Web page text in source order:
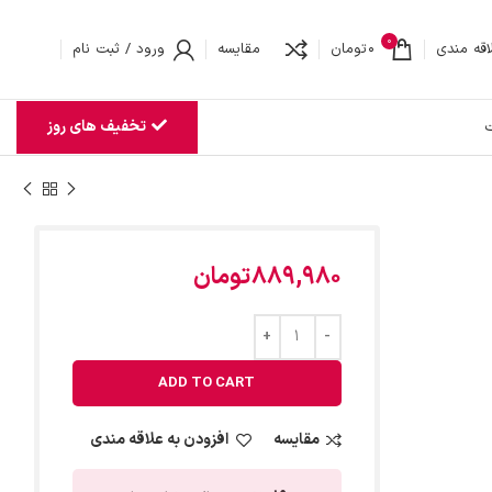
مندی 0
0تومان مقایسه ورود / ثبت نام
تخفیف های روز
889,980تومان
ADD TO CART
مقایسه افزودن به علاقه مندی